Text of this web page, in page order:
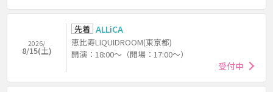
2026/
8/15(土)
先着 ALLiCA
恵比寿LIQUIDROOM(東京都)
開演：18:00～（開場：17:00～）
受付中